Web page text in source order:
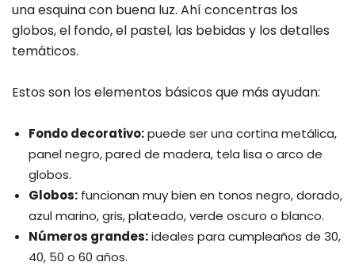
una esquina con buena luz. Ahí concentras los
globos, el fondo, el pastel, las bebidas y los detalles
temáticos.
Estos son los elementos básicos que más ayudan:
Fondo decorativo:puede ser una cortina metálica,
panel negro, pared de madera, tela lisa o arco de
globos.
Globos: funcionan muy bien en tonos negro, dorado,
azul marino, gris, plateado, verde oscuro o blanco.
Números grandes:ideales para cumpleaños de 30,
40, 50 o 60 años.